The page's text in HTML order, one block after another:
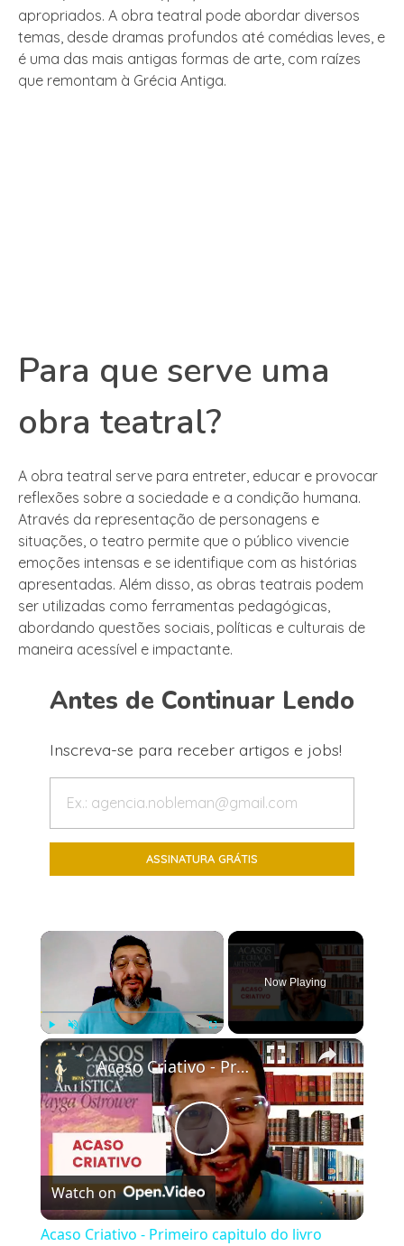
apropriados. A obra teatral pode abordar diversos
temas, desde dramas profundos até comédias leves, e
é uma das mais antigas formas de arte, com raízes
que remontam à Grécia Antiga.
Para que serve uma
obra teatral?
A obra teatral serve para entreter, educar e provocar
reflexões sobre a sociedade e a condição humana.
Através da representação de personagens e
situações, o teatro permite que o público vivencie
emoções intensas e se identifique com as histórias
apresentadas. Além disso, as obras teatrais podem
ser utilizadas como ferramentas pedagógicas,
abordando questões sociais, políticas e culturais de
maneira acessível e impactante.
Antes de Continuar Lendo
Inscreva-se para receber artigos e jobs!
×
Play Unmute
Now Playing
×
Play
Video
Acaso Criativo - Primeiro capitulo do livro Acasos e criação artística
Watch on
Acaso Criativo - Primeiro capitulo do livro